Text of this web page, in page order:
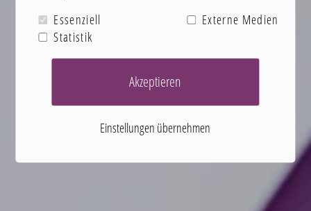
Essenziell
Externe Medien
Statistik
Akzeptieren
Einstellungen übernehmen